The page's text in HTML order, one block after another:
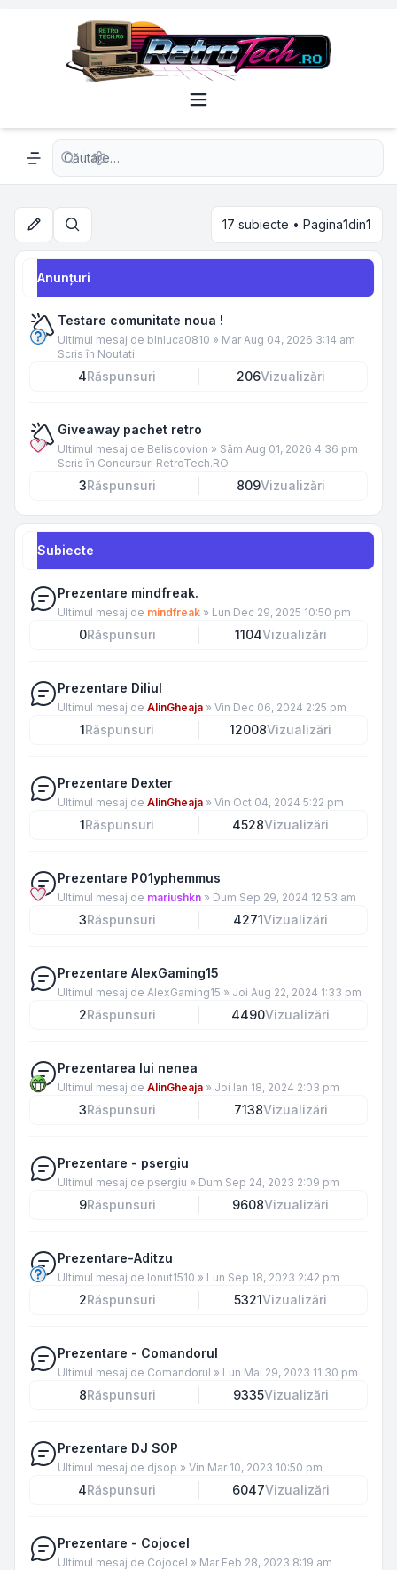
Navigation menu
Căutare avansată
Căutare 17 subiecte • Pagina1din1
Anunţuri
Testare comunitate noua !
Ultimul mesaj de blnluca0810 » Mar Aug 04, 2026 3:14 am
Scris în Noutati
4Răspunsuri 206Vizualizări
Giveaway pachet retro
Ultimul mesaj de Beliscovion » Sâm Aug 01, 2026 4:36 pm
Scris în Concursuri RetroTech.RO
3Răspunsuri 809Vizualizări
Subiecte
Prezentare mindfreak.
Ultimul mesaj de mindfreak » Lun Dec 29, 2025 10:50 pm
0Răspunsuri 1104Vizualizări
Prezentare Diliul
Ultimul mesaj de AlinGheaja » Vin Dec 06, 2024 2:25 pm
1Răspunsuri 12008Vizualizări
Prezentare Dexter
Ultimul mesaj de AlinGheaja » Vin Oct 04, 2024 5:22 pm
1Răspunsuri 4528Vizualizări
Prezentare P01yphemmus
Ultimul mesaj de mariushkn » Dum Sep 29, 2024 12:53 am
3Răspunsuri 4271Vizualizări
Prezentare AlexGaming15
Ultimul mesaj de AlexGaming15 » Joi Aug 22, 2024 1:33 pm
2Răspunsuri 4490Vizualizări
Prezentarea lui nenea
Ultimul mesaj de AlinGheaja » Joi Ian 18, 2024 2:03 pm
3Răspunsuri 7138Vizualizări
Prezentare - psergiu
Ultimul mesaj de psergiu » Dum Sep 24, 2023 2:09 pm
9Răspunsuri 9608Vizualizări
Prezentare-Aditzu
Ultimul mesaj de Ionut1510 » Lun Sep 18, 2023 2:42 pm
2Răspunsuri 5321Vizualizări
Prezentare - Comandorul
Ultimul mesaj de Comandorul » Lun Mai 29, 2023 11:30 pm
8Răspunsuri 9335Vizualizări
Prezentare DJ SOP
Ultimul mesaj de djsop » Vin Mar 10, 2023 10:50 pm
4Răspunsuri 6047Vizualizări
Prezentare - Cojocel
Ultimul mesaj de Cojocel » Mar Feb 28, 2023 8:19 am